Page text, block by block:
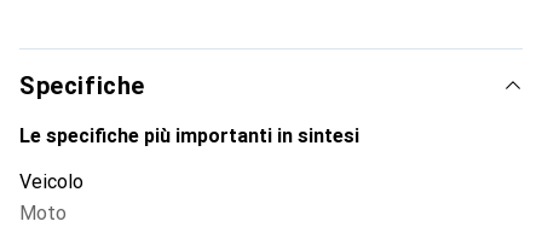
Specifiche
Le specifiche più importanti in sintesi
Veicolo
Moto